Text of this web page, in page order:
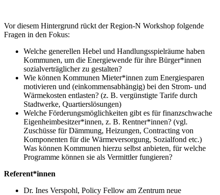
Vor diesem Hintergrund rückt der Region-N Workshop folgende
Fragen in den Fokus:
Welche generellen Hebel und Handlungsspielräume haben
Kommunen, um die Energiewende für ihre Bürger*innen
sozialverträglicher zu gestalten?
Wie können Kommunen Mieter*innen zum Energiesparen
motivieren und (einkommensabhängig) bei den Strom- und
Wärmekosten entlasten? (z. B. vergünstigte Tarife durch
Stadtwerke, Quartierslösungen)
Welche Förderungsmöglichkeiten gibt es für finanzschwache
Eigenheimbesitzer*innen, z. B. Rentner*innen? (vgl.
Zuschüsse für Dämmung, Heizungen, Contracting von
Komponenten für die Wärmeversorgung, Sozialfond etc.)
Was können Kommunen hierzu selbst anbieten, für welche
Programme können sie als Vermittler fungieren?
Referent*innen
Dr. Ines Verspohl, Policy Fellow am Zentrum neue